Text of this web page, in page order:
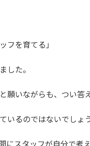
フを育てる」
した。
願いながらも、つい答
いるのではないでしょ
にスタッフが自分で考